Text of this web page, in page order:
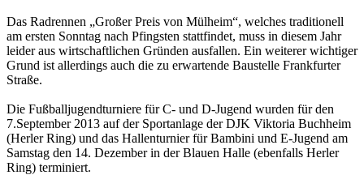
Das Radrennen „Großer Preis von Mülheim“, welches traditionell
am ersten Sonntag nach Pfingsten stattfindet, muss in diesem Jahr
leider aus wirtschaftlichen Gründen ausfallen. Ein weiterer wichtiger
Grund ist allerdings auch die zu erwartende Baustelle Frankfurter
Straße.
Die Fußballjugendturniere für C- und D-Jugend wurden für den
7.September 2013 auf der Sportanlage der DJK Viktoria Buchheim
(Herler Ring) und das Hallenturnier für Bambini und E-Jugend am
Samstag den 14. Dezember in der Blauen Halle (ebenfalls Herler
Ring) terminiert.